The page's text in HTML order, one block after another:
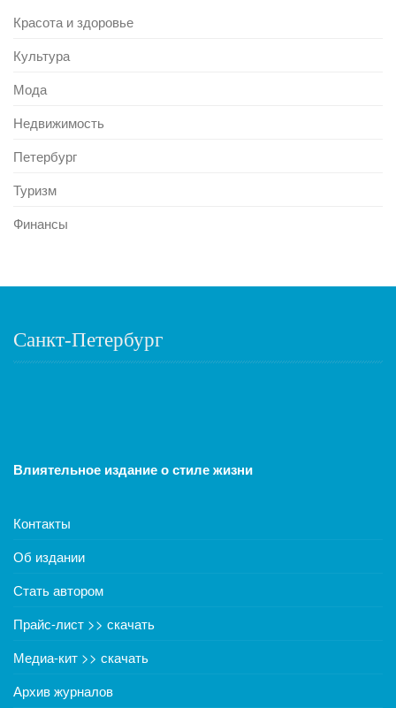
Красота и здоровье
Культура
Мода
Недвижимость
Петербург
Туризм
Финансы
Санкт-Петербург
Влиятельное издание о стиле жизни
Контакты
Об издании
Стать автором
Прайс-лист >> скачать
Медиа-кит >> скачать
Архив журналов